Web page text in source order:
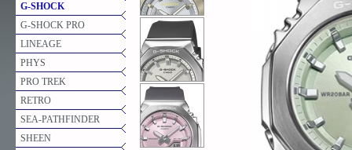
G-SHOCK
G-SHOCK PRO
LINEAGE
PHYS
PRO TREK
RETRO
SEA-PATHFINDER
SHEEN